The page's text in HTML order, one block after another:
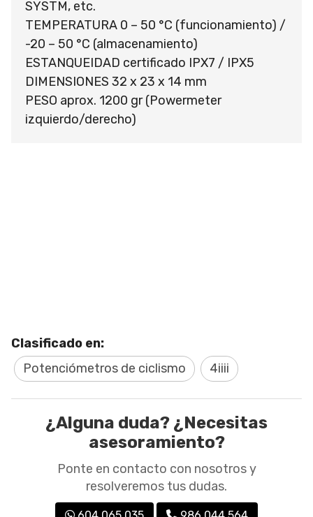
SYSTM, etc.
TEMPERATURA 0 – 50 °C (funcionamiento) /
-20 – 50 °C (almacenamiento)
ESTANQUEIDAD certificado IPX7 / IPX5
DIMENSIONES 32 x 23 x 14 mm
PESO aprox. 1200 gr (Powermeter
izquierdo/derecho)
Clasificado en:
Potenciómetros de ciclismo
4iiii
¿Alguna duda? ¿Necesitas
asesoramiento?
Ponte en contacto con nosotros y
resolveremos tus dudas.